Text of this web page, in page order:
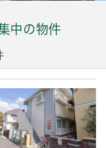
中の物件